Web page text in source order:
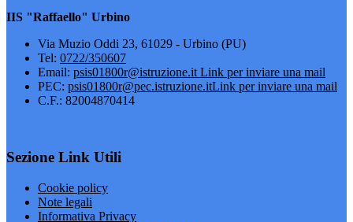
IIS "Raffaello" Urbino
Via Muzio Oddi 23, 61029 - Urbino (PU)
Tel: 0722/350607
Email: psis01800r@istruzione.it Link per inviare una mail
PEC: psis01800r@pec.istruzione.itLink per inviare una mail
C.F.: 82004870414
Sezione Link Utili
Cookie policy
Note legali
Informativa Privacy